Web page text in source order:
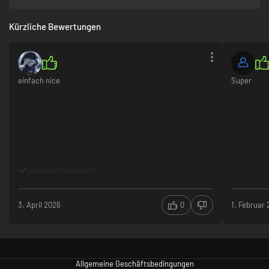
Kürzliche Bewertungen
einfach nice
3. April 2026 0
Super
1. Februar
Allgemeine Geschäftsbedingungen